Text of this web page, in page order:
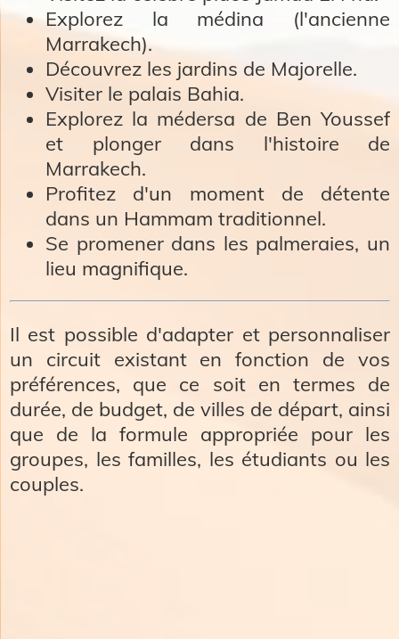
Explorez la médina (l'ancienne
Marrakech).
Découvrez les jardins de Majorelle.
Visiter le palais Bahia.
Explorez la médersa de Ben Youssef
et plonger dans l'histoire de
Marrakech.
Profitez d'un moment de détente
dans un Hammam traditionnel.
Se promener dans les palmeraies, un
lieu magnifique.
Il est possible d'adapter et personnaliser
un circuit existant en fonction de vos
préférences, que ce soit en termes de
durée, de budget, de villes de départ, ainsi
que de la formule appropriée pour les
groupes, les familles, les étudiants ou les
couples.